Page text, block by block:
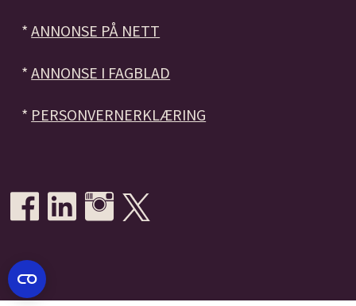
*ANNONSE PÅ NETT
*ANNONSE I FAGBLAD
* PERSONVERNERKLÆRING